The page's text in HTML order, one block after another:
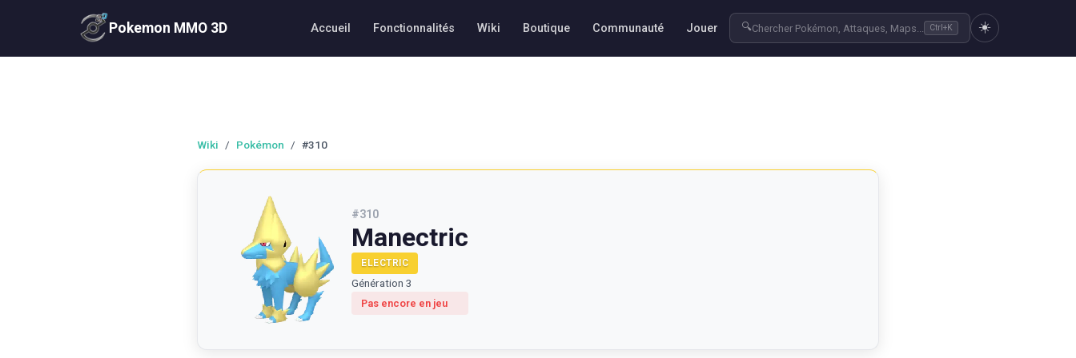
Pokemon MMO 3D Accueil Fonctionnalités Wiki Boutique Communauté Jouer 🔍Chercher Pokémon, Attaques, Maps... Ctrl+K ☀️
Wiki / Pokémon / #310
#310
Manectric
ELECTRIC
Génération 3
Pas encore en jeu